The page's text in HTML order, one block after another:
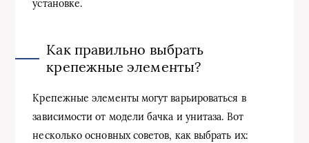
установке.
Как правильно выбрать
крепежные элементы?
Крепежные элементы могут варьироваться в
зависимости от модели бачка и унитаза. Вот
несколько основных советов, как выбрать их: